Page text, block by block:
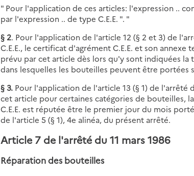
" Pour l'application de ces articles: l'expression ..
par l'expression .. de type C.E.E. ". "
§ 2. Pour l'application de l'article 12 (§ 2 et 3) de
C.E.E., le certificat d'agrément C.E.E. et son
prévu par cet article dès lors qu'y sont indiquées
dans lesquelles les bouteilles peuvent être portées
§ 3. Pour l'application de l'article 13 (§ 1) de l'arrêté
cet article pour certaines catégories de bouteilles,
C.E.E. est réputée être le premier jour du mois
de l'article 5 (§ 1), 4e alinéa, du présent arrêté.
Article 7 de l'arrêté du 11 mars 1986
Réparation des bouteilles